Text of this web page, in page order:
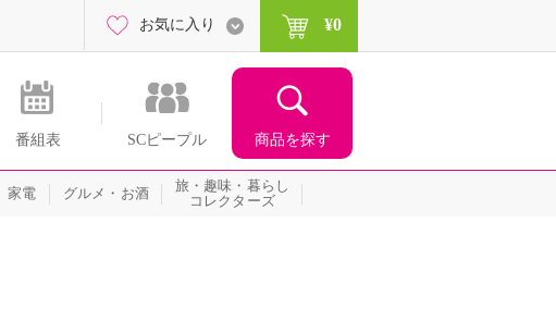
番組表 SCピープル 商品を探す
お気に入り ¥0
家電 グルメ・お酒
旅・趣味・暮らし
コレクターズ